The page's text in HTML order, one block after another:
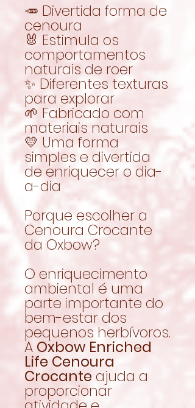
🥕 Divertida forma de
cenoura
🐰 Estimula os
comportamentos
naturais de roer
✨ Diferentes texturas
para explorar
🌱 Fabricado com
materiais naturais
💛 Uma forma
simples e divertida
de enriquecer o dia-
a-dia
Porque escolher a
Cenoura Crocante
da Oxbow?
O enriquecimento
ambiental é uma
parte importante do
bem-estar dos
pequenos herbívoros.
A Oxbow Enriched
Life Cenoura
Crocante ajuda a
proporcionar